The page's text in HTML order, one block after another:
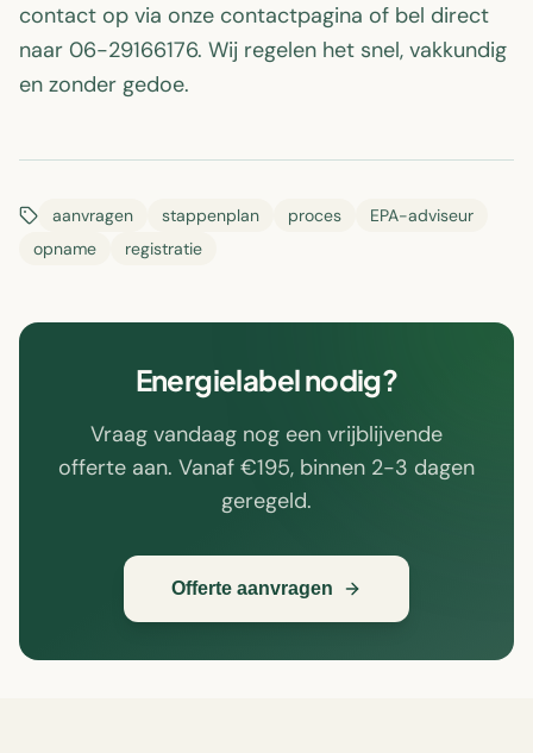
contact op via onze contactpagina of bel direct
naar 06-29166176. Wij regelen het snel, vakkundig
en zonder gedoe.
aanvragen stappenplan proces
EPA-adviseur
opname
registratie
Energielabel nodig?
Vraag vandaag nog een vrijblijvende
offerte aan. Vanaf €195, binnen 2-3 dagen
geregeld.
Offerte aanvragen